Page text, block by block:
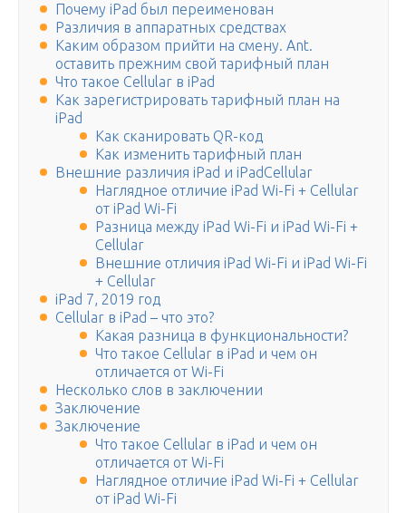
Почему iPad был переименован
Различия в аппаратных средствах
Каким образом прийти на смену. Ant.
оставить прежним свой тарифный план
Что такое Cellular в iPad
Как зарегистрировать тарифный план на
iPad
Как сканировать QR-код
Как изменить тарифный план
Внешние различия iPad и iPadCellular
Наглядное отличие iPad Wi-Fi + Cellular
от iPad Wi-Fi
Разница между iPad Wi-Fi и iPad Wi-Fi +
Cellular
Внешние отличия iPad Wi-Fi и iPad Wi-Fi
+ Cellular
iPad 7, 2019 год
Cellular в iPad – что это?
Какая разница в функциональности?
Что такое Cellular в iPad и чем он
отличается от Wi-Fi
Несколько слов в заключении
Заключение
Заключение
Что такое Cellular в iPad и чем он
отличается от Wi-Fi
Наглядное отличие iPad Wi-Fi + Cellular
от iPad Wi-Fi